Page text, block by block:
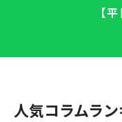
【
人気コラムラ